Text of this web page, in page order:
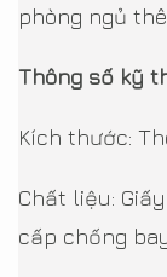
phòng ngủ
Thông số kỹ
Kích thước:
Chất liệu:
cấp chống